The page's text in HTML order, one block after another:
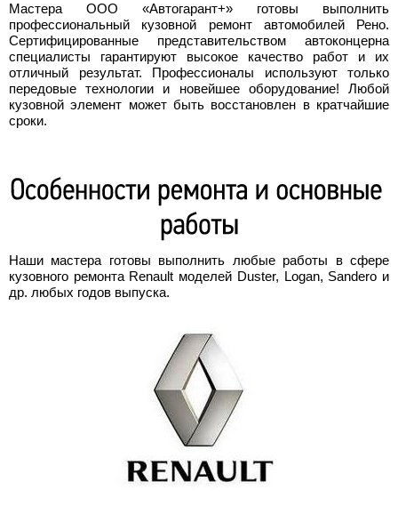
Мастера ООО «Автогарант+» готовы выполнить
профессиональный кузовной ремонт автомобилей Рено.
Сертифицированные представительством автоконцерна
специалисты гарантируют высокое качество работ и их
отличный результат. Профессионалы используют только
передовые технологии и новейшее оборудование! Любой
кузовной элемент может быть восстановлен в кратчайшие
сроки.
Наши мастера готовы выполнить любые работы в сфере
кузовного ремонта Renault моделей Duster, Logan, Sandero и
др. любых годов выпуска.